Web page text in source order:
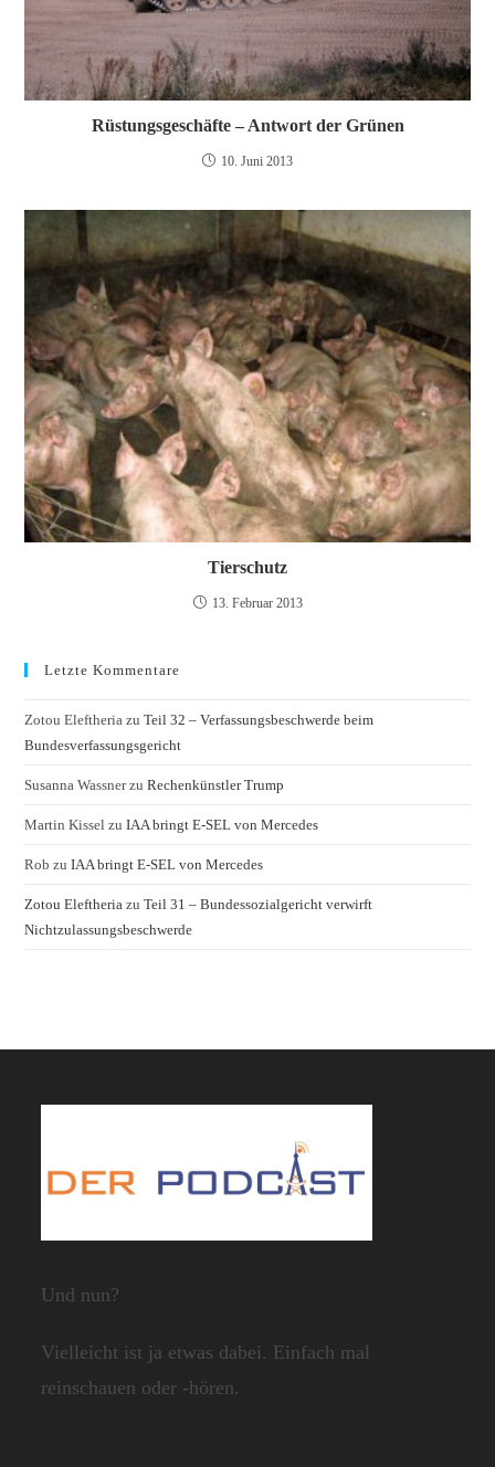
Rüstungsgeschäfte – Antwort der Grünen
10. Juni 2013
Tierschutz
13. Februar 2013
Letzte Kommentare
Zotou Eleftheria zuTeil 32 – Verfassungsbeschwerde beim
Bundesverfassungsgericht
Susanna WassnerzuRechenkünstler Trump
Martin Kissel zuIAA bringt E-SEL von Mercedes
Rob zuIAA bringt E-SEL von Mercedes
Zotou Eleftheria zuTeil 31 – Bundessozialgericht verwirft
Nichtzulassungsbeschwerde
Und nun?
Vielleicht ist ja etwas dabei. Einfach mal
reinschauen oder -hören.